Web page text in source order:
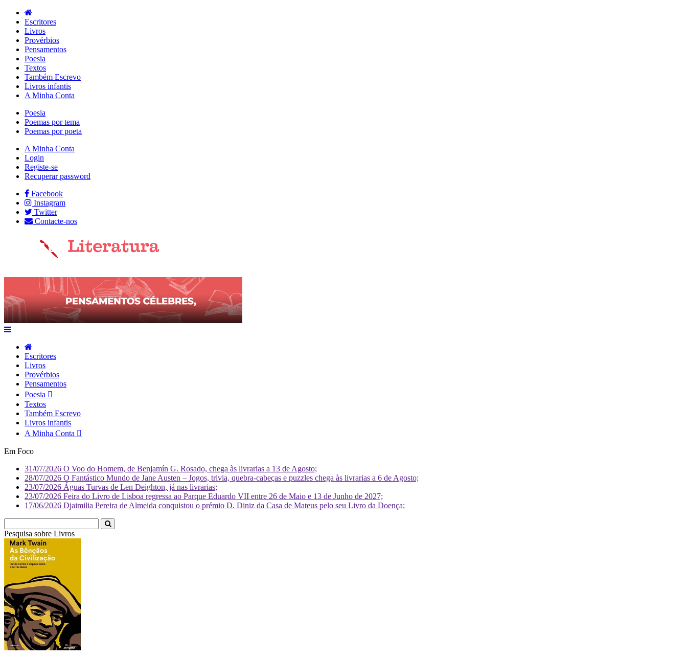
Escritores
Livros
Provérbios
Pensamentos
Poesia
Textos
Também Escrevo
Livros infantis
A Minha Conta
Poesia
Poemas por tema
Poemas por poeta
A Minha Conta
Login
Registe-se
Recuperar password
Facebook
Instagram
Twitter
Contacte-nos
Escritores
Livros
Provérbios
Pensamentos
Poesia
Textos
Também Escrevo
Livros infantis
A Minha Conta
Em Foco
31/07/2026 O Voo do Homem, de Benjamín G. Rosado, chega às livrarias a 13 de Agosto;
28/07/2026 O Fantástico Mundo de Jane Austen – Jogos, trivia, quebra-cabeças e puzzles chega às livrarias a 6 de Agosto;
23/07/2026 Águas Turvas de Len Deighton, já nas livrarias;
23/07/2026 Feira do Livro de Lisboa regressa ao Parque Eduardo VII entre 26 de Maio e 13 de Junho de 2027;
17/06/2026 Djaimilia Pereira de Almeida conquistou o prémio D. Diniz da Casa de Mateus pelo seu Livro da Doença;
Pesquisa sobre Livr